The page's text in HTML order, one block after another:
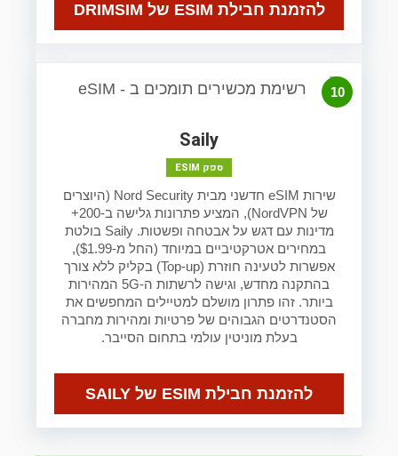
להזמנת חבילת ESIM של DRIMSIM
10
Saily
ספק ESIM
שירות eSIM חדשני מבית Nord Security (היוצרים
של NordVPN), המציע פתרונות גלישה ב-200+
מדינות עם דגש על אבטחה ופשטות. Saily בולטת
במחירים אטרקטיביים במיוחד (החל מ-$1.99),
אפשרות לטעינה חוזרת (Top-up) בקליק ללא צורך
בהתקנה מחדש, וגישה לרשתות ה-5G המהירות
ביותר. זהו פתרון מושלם למטיילים המחפשים את
הסטנדרטים הגבוהים של פרטיות ומהירות מחברה
בעלת מוניטין עולמי בתחום הסייבר.
להזמנת חבילת ESIM של SAILY